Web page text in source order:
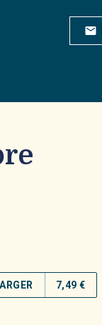
mail
7,49 €